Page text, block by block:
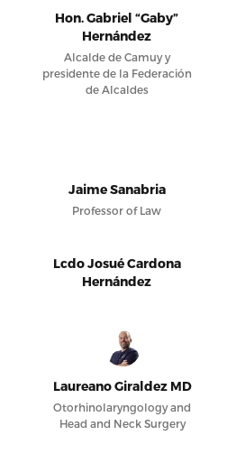
Hon. Gabriel “Gaby”
Hernández
Alcalde de Camuy y
presidente de la Federación
de Alcaldes
Jaime Sanabria
Professor of Law
Lcdo Josué Cardona
Hernández
Laureano Giraldez MD
Otorhinolaryngology and
Head and Neck Surgery